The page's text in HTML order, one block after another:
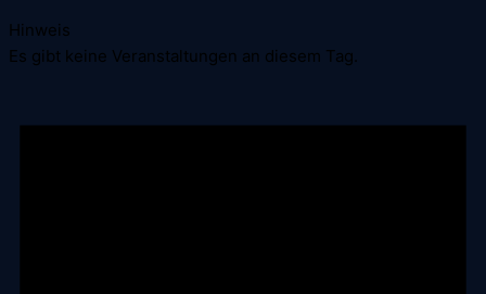
Hinweis
Es gibt keine Veranstaltungen an diesem Tag.